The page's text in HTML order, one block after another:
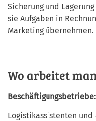
Sicherung und
sie Aufgaben in
Marketing übernehmen.
Wo arbeitet
Beschäftigungsbetriebe:
Logistikassistenten und